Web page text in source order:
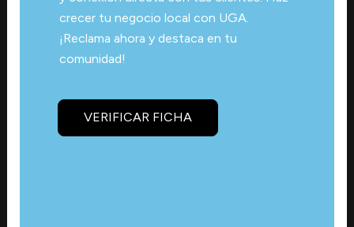
crecer tu negocio local con UGA.
¡Reclama ahora y destaca en tu
comunidad!
VERIFICAR FICHA